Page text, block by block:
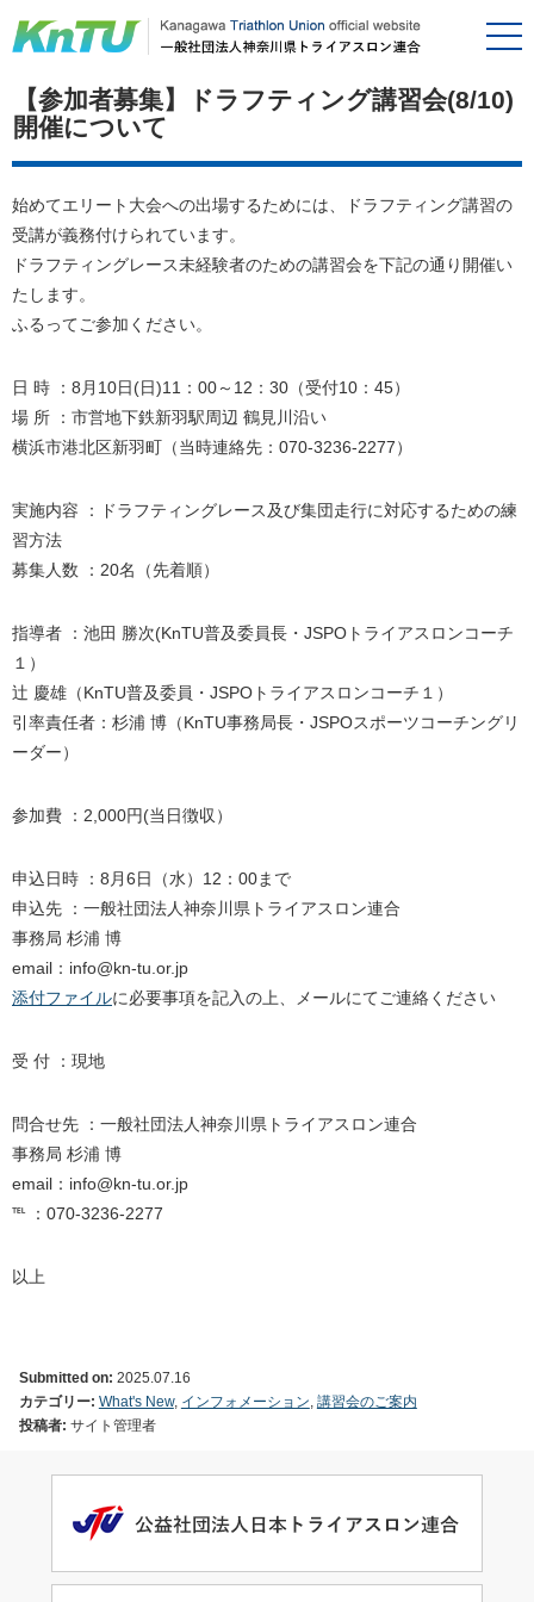
【参加者募集】ドラフティング講習会(8/10)
開催について
始めてエリート大会への出場するためには、ドラフティング講習の
受講が義務付けられています。
ドラフティングレース未経験者のための講習会を下記の通り開催い
たします。
ふるってご参加ください。
日 時 ：8月10日(日)11：00～12：30（受付10：45）
場 所 ：市営地下鉄新羽駅周辺 鶴見川沿い
横浜市港北区新羽町（当時連絡先：070-3236-2277）
実施内容 ：ドラフティングレース及び集団走行に対応するための練
習方法
募集人数 ：20名（先着順）
指導者 ：池田 勝次(KnTU普及委員長・JSPOトライアスロンコーチ
１）
辻 慶雄（KnTU普及委員・JSPOトライアスロンコーチ１）
引率責任者：杉浦 博（KnTU事務局長・JSPOスポーツコーチングリ
ーダー）
参加費 ：2,000円(当日徴収）
申込日時 ：8月6日（水）12：00まで
申込先 ：一般社団法人神奈川県トライアスロン連合
事務局 杉浦 博
email：info@kn-tu.or.jp
添付ファイルに必要事項を記入の上、メールにてご連絡ください
受 付 ：現地
問合せ先 ：一般社団法人神奈川県トライアスロン連合
事務局 杉浦 博
email：info@kn-tu.or.jp
℡ ：070-3236-2277
以上
Submitted on: 2025.07.16
カテゴリー: What's New, インフォメーション 講習会のご案内
投稿者: サイト管理者